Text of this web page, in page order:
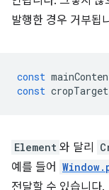
발행한 경우 거부됩
const
const cropTarget
Element 와 달리
예를 들어
전달할 수 있습니다.